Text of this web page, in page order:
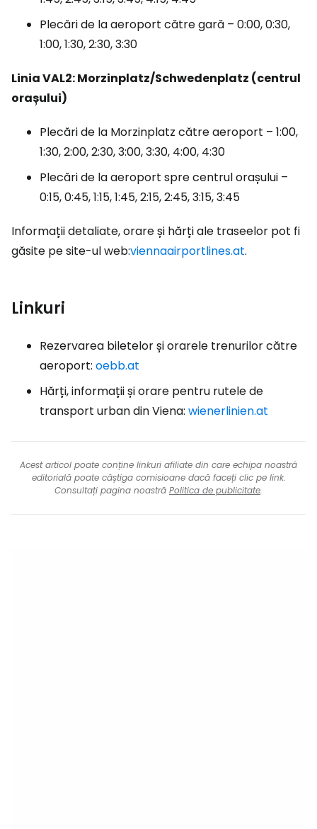
Plecări de la aeroport către gară – 0:00, 0:30,
1:00, 1:30, 2:30, 3:30
Linia VAL2: Morzinplatz/Schwedenplatz (centrul
orașului)
Plecări de la Morzinplatz către aeroport – 1:00,
1:30, 2:00, 2:30, 3:00, 3:30, 4:00, 4:30
Plecări de la aeroport spre centrul orașului –
0:15, 0:45, 1:15, 1:45, 2:15, 2:45, 3:15, 3:45
Informații detaliate, orare și hărți ale traseelor pot fi
găsite pe site-ul web:viennaairportlines.at.
Linkuri
Rezervarea biletelor și orarele trenurilor către
aeroport: oebb.at
Hărți, informații și orare pentru rutele de
transport urban din Viena: wienerlinien.at
Acest articol poate conține linkuri afiliate din care echipa noastră
editorială poate câștiga comisioane dacă faceți clic pe link.
Consultați pagina noastră Politica de publicitate.